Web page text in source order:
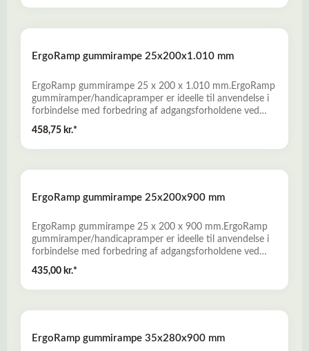
fra udtjente bildæk- Slidstærke, skridsikre og
om Gummiramper
ErgoRamp gummirampe 25x200x1.010 mm
ErgoRamp gummirampe 25 x 200 x 1.010 mm.ErgoRamp
gummiramper/handicapramper er ideelle til anvendelse i
forbindelse med forbedring af adgangsforholdene ved
erhvervslivet. - Fremstillet af miljørigtig genbrugsgummi
fra udtjente bildæk- Slidstærke, skridsikre og
specialværktøj- Bredt produktprogram, som omfatter
om Gummiramper
458,75 kr.*
ErgoRamp gummirampe 25x200x900 mm
ErgoRamp gummirampe 25 x 200 x 900 mm.ErgoRamp
gummiramper/handicapramper er ideelle til anvendelse i
forbindelse med forbedring af adgangsforholdene ved
private boliger, butikker, offentlige bygninger og i
erhvervslivet. - Fremstillet af miljørigtig genbrugsgummi
fra udtjente bildæk- Slidstærke, skridsikre og
om Gummiramper
435,00 kr.*
ErgoRamp gummirampe 35x280x900 mm